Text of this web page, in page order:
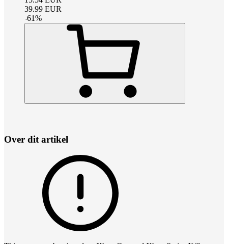
39.99 EUR
-61%
Over dit artikel